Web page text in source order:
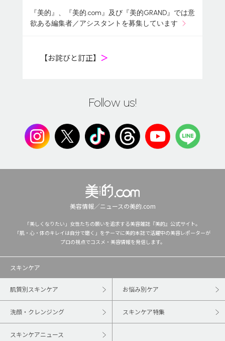
『美的』、『美的.com』及び『美的GRAND』では意
欲ある編集者／アシスタントを募集しています
【お詫びと訂正】 ＞
Follow us!
美容情報／ニュースの美的.com
「美しくなりたい」女性たちの願いを追求する美容雑誌『美的』公式サイト。
「肌・心・体のキレイは自分で磨く」をテーマに美的本誌で活躍中の美容レポーターが
プロの視点でコスメ・美容情報を発信します。
スキンケア
肌質別スキンケア お悩み別ケア
洗顔・クレンジング スキンケア特集
スキンケアニュース